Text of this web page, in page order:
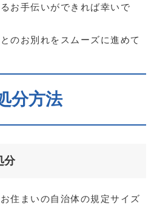
お手伝いができれば幸いで
のお別れをスムーズに進めて
分方法
分
住まいの自治体の規定サイズ